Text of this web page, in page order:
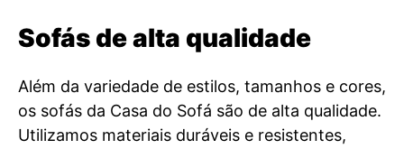
Sofás de alta qualidade
Além da variedade de estilos, tamanhos e cores,
os sofás da Casa do Sofá são de alta qualidade.
Utilizamos materiais duráveis e resistentes,